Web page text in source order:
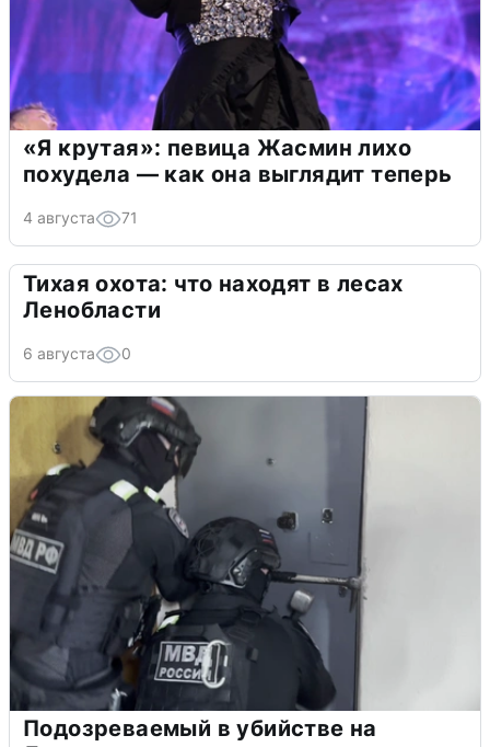
«Я крутая»: певица Жасмин лихо
похудела — как она выглядит теперь
4 августа 71
Тихая охота: что находят в лесах
Ленобласти
6 августа 0
Подозреваемый в убийстве на